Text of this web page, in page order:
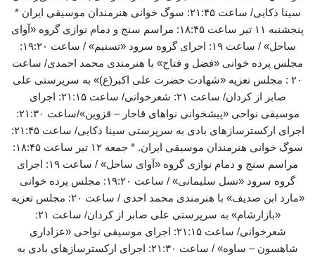
سینا ذکایی/ ساعت ۲۱:۴۵: سوگ خوانی هنرمندان موسیقی ایران *
پنجشنبه ۱۱ تیر ساعت ۱۸:۴۵: مراسم سنج و دمام نوازی گروه «آوای
ساحل» / ساعت ۱۹: اجرای گروه سرود «تسنیم» / ساعت ۱۹:۲۰:
مجلس پرده خوانی «فضل و فتاح» با هنرمندی محمد احمدی/ ساعت
۲۰ : مجلس تعزیه «شهادت حضرت علی اکبر(ع)» به سرپرستی علی
صابر از کردان/ ساعت ۲۱: شعرخوانی/ ساعت ۲۱:۱۵: اجرای
موسیقی نواحی «پیشخوانی نواهای قاجار – قزوین»/ساعت ۲۱:۳۰:
اجرای ارکسترسازهای بادی به سرپرستی سینا ذکایی/ ساعت ۲۱:۴۵:
سوگ خوانی هنرمندان موسیقی ایران. * جمعه ۱۲ تیر ساعت ۱۸:۴۵:
مراسم سنج و دمام نوازی گروه «آوای ساحل» / ساعت ۱۹: اجرای
گروه سرود «نسل سلیمانی» / ساعت ۱۹:۲۰: مجلس پرده خوانی
«مارد ابن صدیف» با هنرمندی محمد احدی / ساعت ۲۰: مجلس تعزیه
«بازارشام» به سرپرستی علی صابر از کردان/ ساعت ۲۱:
شعرخوانی/ ساعت ۲۱:۱۵: اجرای موسیقی نواحی «عزاداری
شاهسون – ساوه» / ساعت ۲۱:۳۰: اجرای ارکسترسازهای بادی به